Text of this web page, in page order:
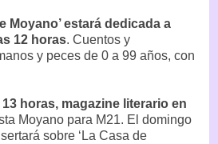
Moyano’ estará dedicada a
12 horas. Cuentos y
y peces de 0 a 99 años, con
horas, magazine literario en
Moyano para M21. El domingo
sobre ‘La Casa de